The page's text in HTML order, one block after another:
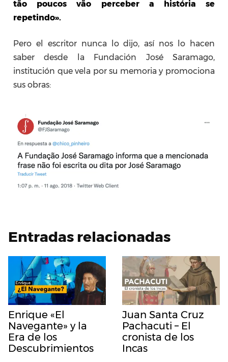
tão poucos vão perceber a história se
repetindo».
Pero el escritor nunca lo dijo, así nos lo hacen
saber desde la Fundación José Saramago,
institución que vela por su memoria y promociona
sus obras:
Entradas relacionadas
Enrique «El
Navegante» y la
Era de los
Descubrimientos
Juan Santa Cruz
Pachacuti – El
cronista de los
Incas